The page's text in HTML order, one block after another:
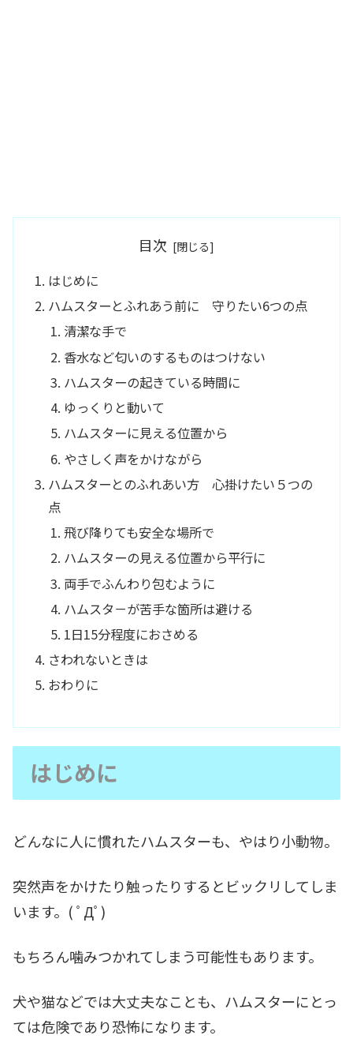
目次
はじめに
ハムスターとふれあう前に 守りたい6つの点
清潔な手で
香水など匂いのするものはつけない
ハムスターの起きている時間に
ゆっくりと動いて
ハムスターに見える位置から
やさしく声をかけながら
ハムスターとのふれあい方 心掛けたい５つの
点
飛び降りても安全な場所で
ハムスターの見える位置から平行に
両手でふんわり包むように
ハムスタ－が苦手な箇所は避ける
1日15分程度におさめる
さわれないときは
おわりに
はじめに
どんなに人に慣れたハムスターも、やはり小動物。
突然声をかけたり触ったりするとビックリしてしま
います。( ﾟДﾟ)
もちろん噛みつかれてしまう可能性もあります。
犬や猫などでは大丈夫なことも、ハムスターにとっ
ては危険であり恐怖になります。